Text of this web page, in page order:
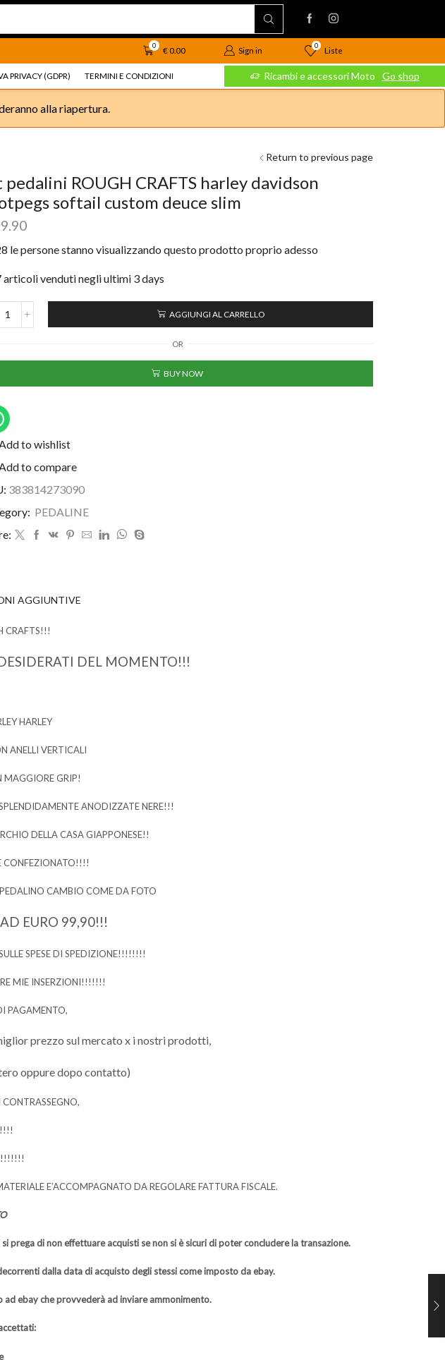
0
€0.00 Sign in
0
Liste
PRIVACY (GDPR) TERMINI E CONDIZIONI
Ricambi e accessori Moto Go shop Ricambi e accessori Moto Go shop
alla riapertura.
Return to previous page
pedalini ROUGH CRAFTS harley davidson
softail custom deuce slim
le persone stanno visualizzando questo prodotto proprio adesso
articoli venduti negli ultimi 3 days
AGGIUNGI AL CARRELLO
OR
BUY NOW
to wishlist
to compare
383814273090
PEDALINE
AGGIUNTIVE
CRAFTS!!!
DEL MOMENTO!!!
HARLEY
ANELLI VERTICALI
MAGGIORE GRIP!
ANODIZZATE NERE!!!
DELLA CASA GIAPPONESE!!
CONFEZIONATO!!!!
CAMBIO COME DA FOTO
EURO 99,90!!!
SPESE DI SPEDIZIONE!!!!!!!!
MIE INSERZIONI!!!!!!!
PAGAMENTO,
prezzo sul mercato x i nostri prodotti,
oppure dopo contatto)
E’ACCOMPAGNATO DA REGOLARE FATTURA FISCALE.
prega di non effettuare acquisti se non si è sicuri di poter concludere la transazione.
dalla data di acquisto degli stessi come imposto da ebay.
ebay che provvederà ad inviare ammonimento.